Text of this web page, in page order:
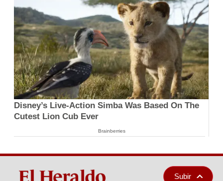
Disney’s Live-Action Simba Was Based On The
Cutest Lion Cub Ever
Brainberries
Subir